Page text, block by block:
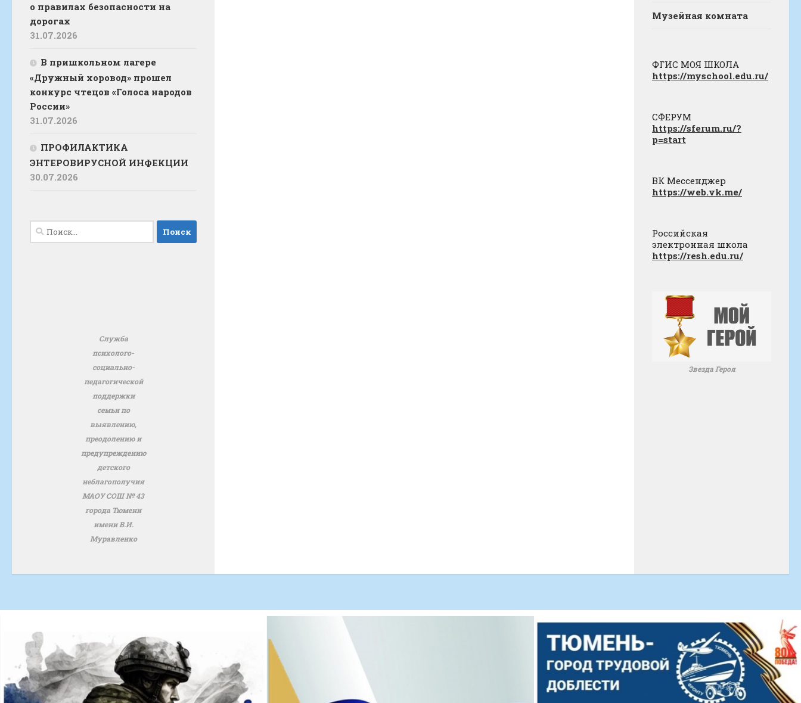
о правилах безопасности на
дорогах
31.07.2026
В пришкольном лагере
«Дружный хоровод» прошел
конкурс чтецов «Голоса народов
России»
31.07.2026
ПРОФИЛАКТИКА
ЭНТЕРОВИРУСНОЙ ИНФЕКЦИИ
30.07.2026
Найти:
Служба
психолого-
социально-
педагогической
поддержки
семьи по
выявлению,
преодолению и
предупреждению
детского
неблагополучия
МАОУ СОШ № 43
города Тюмени
имени В.И.
Муравленко
Музейная комната
ФГИС МОЯ ШКОЛА
https://myschool.edu.ru/
СФЕРУМ
https://sferum.ru/?
p=start
ВК Мессенджер
https://web.vk.me/
Российская
электронная школа
https://resh.edu.ru/
Звезда Героя